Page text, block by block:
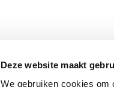
Deze website maakt
We gebruiken cookies om